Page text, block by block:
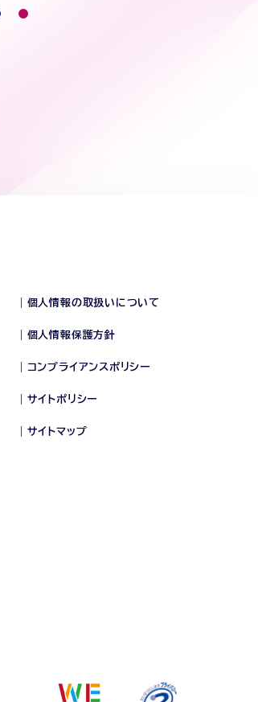
個人情報の取扱いについて
個人情報保護方針
コンプライアンスポリシー
サイトポリシー
サイトマップ